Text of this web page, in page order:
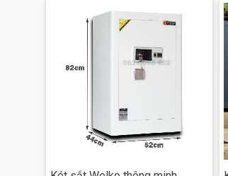
Chân Két được trang bị 04 chân
hèm cửa tam cấp rích rắc chống
Hệ thống an toàn được cấu tạo
nạy tuyệt đối, cánh két được
bố trí các lỗ cắm chốt an toàn 2 bên
Hệ thống khóa két được trang bị
dụng, bảo mật cao, pin ngoài)
Quy trình đóng mở vặn mã
Phù hợp sử dụng cho gia đình,